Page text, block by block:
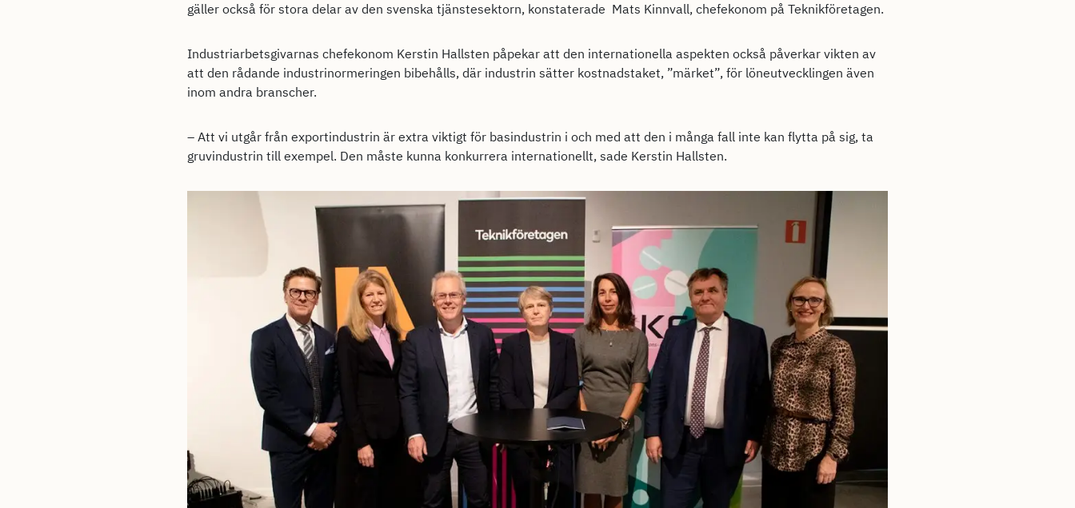
gäller också för stora delar av den svenska tjänstesektorn, konstaterade Mats Kinnvall, chefekonom på Teknikföretagen.
Industriarbetsgivarnas chefekonom Kerstin Hallsten påpekar att den internationella aspekten också påverkar vikten av
att den rådande industrinormeringen bibehålls, där industrin sätter kostnadstaket, ”märket”, för löneutvecklingen även
inom andra branscher.
– Att vi utgår från exportindustrin är extra viktigt för basindustrin i och med att den i många fall inte kan flytta på sig, ta
gruvindustrin till exempel. Den måste kunna konkurrera internationellt, sade Kerstin Hallsten.